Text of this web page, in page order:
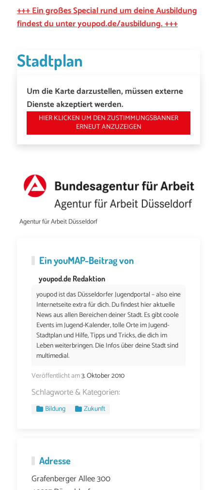
+++ Ein großes Special rund um deine Ausbildung
findest du unter youpod.de/ausbildung. +++
Stadtplan
Um die Karte darzustellen, müssen externe
Dienste akzeptiert werden.
HIER KLICKEN UM DEN ZUSTIMMUNGSBANNER
ERNEUT ANZUZEIGEN
Agentur für Arbeit Düsseldorf
EinyouMAP-Beitrag von
youpod.de Redaktion
youpod ist das Düsseldorfer Jugendportal – also eine
Internetseite extra für dich. Du findest hier aktuelle
News aus allen Bereichen deiner Stadt. Es gibt coole
Events im Jugend-Kalender, tolle Orte im Jugend-
Stadtplan und Hilfe, Tipps und Tricks, die dich im
Leben weiterbringen. Die Infos über deine Stadt sind
multimedial.
Veröffentlicht am3. Oktober 2010
Schlagworte & Kategorien:
Bildung Zukunft
Adresse
Grafenberger Allee 300